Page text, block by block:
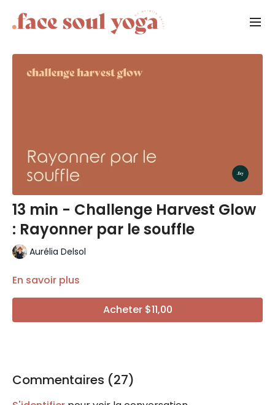
13 min - Challenge Harvest Glow
: Rayonner par le souffle
Aurélia Delsol
En savoir plus
Acheter $11,00
Commentaires (27)